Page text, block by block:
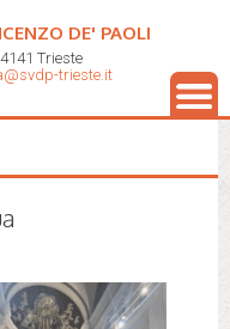
DE' PAOLI
Trieste
trieste.it